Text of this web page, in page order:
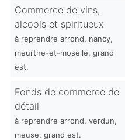
Commerce de vins,
alcools et spiritueux
à reprendre arrond. nancy,
meurthe-et-moselle, grand
est.
Fonds de commerce de
détail
à reprendre arrond. verdun,
meuse, grand est.